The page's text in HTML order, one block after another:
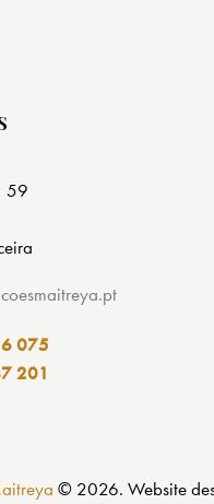
59
075
201
© 2026. Website